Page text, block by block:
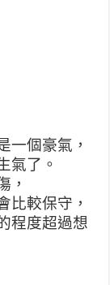
一個豪氣，
氣了。
，
比較保守，
程度超過想